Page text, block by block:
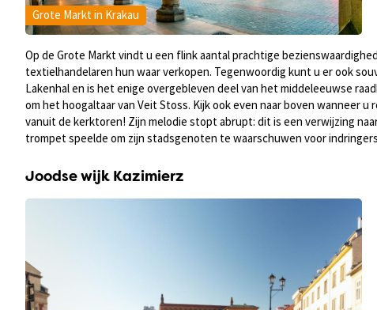
Grote Markt in Krakau
Op de Grote Markt vindt u een flink aantal prachtige
textielhandelaren hun waar verkopen. Tegenwoordig kunt u er ook
Lakenhal en is het enige overgebleven deel van het middeleeuwse
om het hoogaltaar van Veit Stoss. Kijk ook even naar boven
vanuit de kerktoren! Zijn melodie stopt abrupt: dit is een verwijzing
trompet speelde om zijn stadsgenoten te waarschuwen voor
Joodse wijk Kazimierz